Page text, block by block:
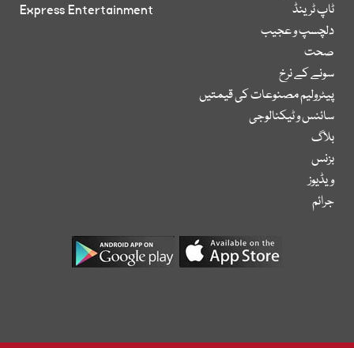
ٹاپ ٹرینڈ
دلچسپ و عجیب
صحت
سونے کے نرخ
پیٹرولیم مصنوعات کی قیمتیں
سائنس و ٹیکنالوجی
بلاگ
بزنس
ویڈیوز
جرائم
Express Entertainment